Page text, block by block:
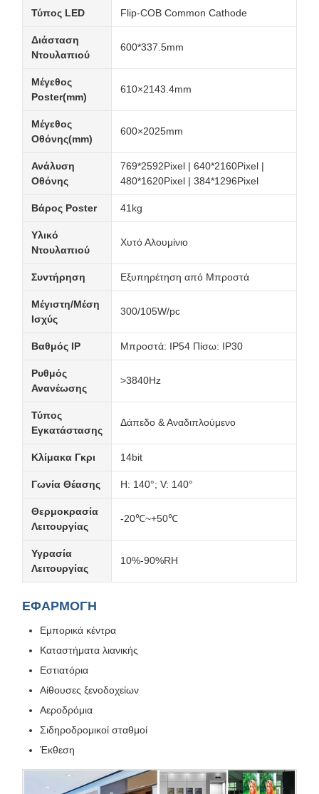
Τύπος LED Flip-COB Common Cathode
Διάσταση
Ντουλαπιού
600*337.5mm
Μέγεθος
Poster(mm)
610×2143.4mm
Μέγεθος
Οθόνης(mm)
600×2025mm
Ανάλυση
Οθόνης
769*2592Pixel | 640*2160Pixel |
480*1620Pixel | 384*1296Pixel
Βάρος Poster 41kg
Υλικό
Ντουλαπιού
Χυτό Αλουμίνιο
Συντήρηση Εξυπηρέτηση από Μπροστά
Μέγιστη/Μέση
Ισχύς
300/105W/pc
Βαθμός IP Μπροστά: IP54 Πίσω: IP30
Ρυθμός
Ανανέωσης
>3840Hz
Τύπος
Εγκατάστασης
Δάπεδο & Αναδιπλούμενο
Κλίμακα Γκρι 14bit
Γωνία Θέασης H: 140°; V: 140°
Θερμοκρασία
Λειτουργίας
-20℃~+50℃
Υγρασία
Λειτουργίας
10%-90%RH
ΕΦΑΡΜΟΓΗ
Εμπορικά κέντρα
Καταστήματα λιανικής
Εστιατόρια
Αίθουσες ξενοδοχείων
Αεροδρόμια
Σιδηροδρομικοί σταθμοί
Έκθεση